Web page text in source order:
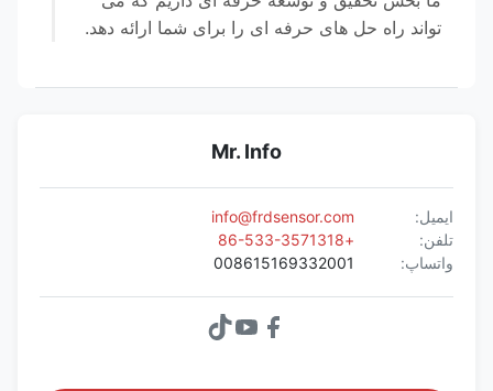
تواند راه حل های حرفه ای را برای شما ارائه دهد.
Mr. Info
ایمیل:
info@frdsensor.com
واتساپ:
008615169332001